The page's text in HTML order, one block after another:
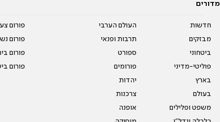
מדורים
חדשות
מבזקים
ביטחוני
פוליטי-מדיני
בארץ
בעולם
משפט ופלילים
העולם הערבי
תרבות ופנאי
ספורט
פורומים
יהדות
צרכנות
אופנה
פורום
פורום
פורום
פורום